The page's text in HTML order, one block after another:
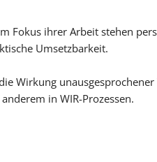
Fokus ihrer Arbeit stehen
Umsetzbarkeit.
Wirkung
in WIR-Prozessen.